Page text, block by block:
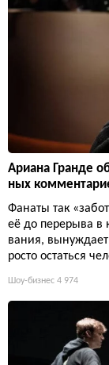
Ариана Гранде
ных
Фанаты так
её до перерыва в
вания,
росто остаться
Шоу-бизнес 4 974